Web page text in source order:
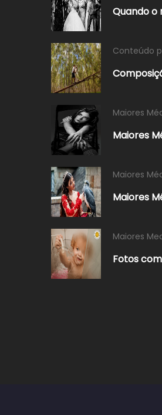
Quando o
Conteúdo
Maiores
Maiores
Maiores
Maiores
Maiores
Fotos